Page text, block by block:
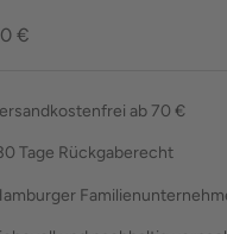
€
ab 70 €
Tage Rückgaberecht